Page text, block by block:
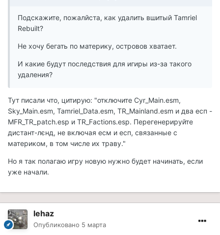
Подскажите, пожалйста, как удалить вшитый Tamriel
Rebuilt?
Не хочу бегать по материку, островов хватает.
И какие будут последствия для игиры из-за такого
удаления?
Тут писали что, цитирую: "отключите Cyr_Main.esm,
Sky_Main.esm, Tamriel_Data.esm, TR_Mainland.esm и два есп -
MFR_TR_patch.esp и TR_Factions.esp. Перегенерируйте
дистант-лєнд, не включая есм и есп, связанные с
материком, в том числе их траву."
Но я так полагаю игру новую нужно будет начинать, если
уже начали.
lehaz
Опубликовано 5 марта